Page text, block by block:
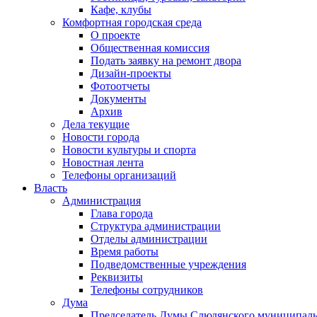
Кафе, клубы
Комфортная городская среда
О проекте
Общественная комиссия
Подать заявку на ремонт двора
Дизайн-проекты
Фотоотчеты
Документы
Архив
Дела текущие
Новости города
Новости культуры и спорта
Новостная лента
Телефоны организаций
Власть
Администрация
Глава города
Структура администрации
Отделы администрации
Время работы
Подведомственные учреждения
Реквизиты
Телефоны сотрудников
Дума